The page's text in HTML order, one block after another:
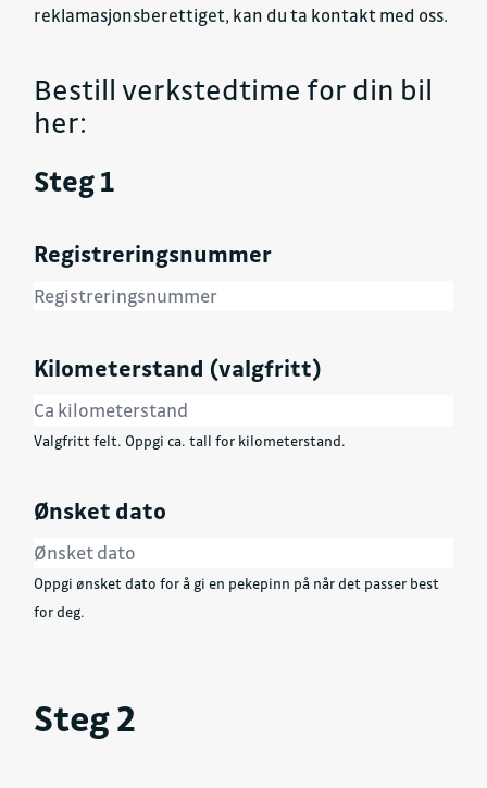
reklamasjonsberettiget, kan du ta kontakt med oss.
Bestill verkstedtime for din bil
her:
Steg 1
Registreringsnummer
Kilometerstand (valgfritt)
Valgfritt felt. Oppgi ca. tall for kilometerstand.
Ønsket dato
Oppgi ønsket dato for å gi en pekepinn på når det passer best
for deg.
Steg 2